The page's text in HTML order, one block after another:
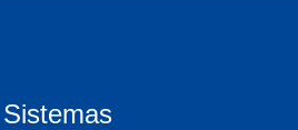
Sistemas